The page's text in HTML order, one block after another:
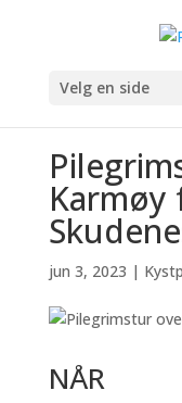
Velg en side
Karmøy
jun 3, 2023 |
NÅR